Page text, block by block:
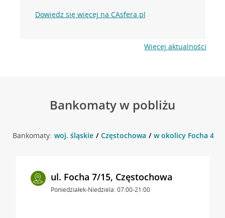
Dowiedz się więcej na CAsfera.pl
Więcej aktualności
Bankomaty w pobliżu
Bankomaty: woj. śląskie Częstochowa w okolicy Focha
ul. Focha 7/15, Częstochowa
Poniedziałek-Niedziela: 07:00-21:00